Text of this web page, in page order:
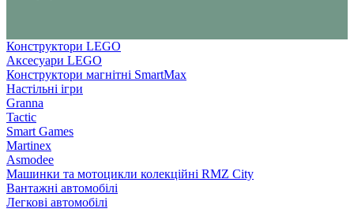
Конструктори LEGO
Аксесуари LEGO
Конструктори магнітні SmartMax
Настільні ігри
Granna
Tactic
Smart Games
Martinex
Asmodee
Машинки та мотоцикли колекційні RMZ City
Вантажні автомобілі
Легкові автомобілі